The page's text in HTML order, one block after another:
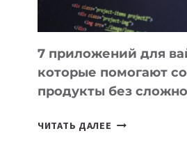
7 приложений для
которые помогают
продукты без
ЧИТАТЬ ДАЛЕЕ